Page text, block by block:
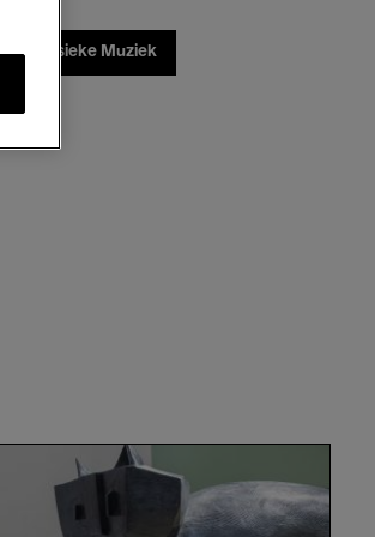
Klassieke Muziek